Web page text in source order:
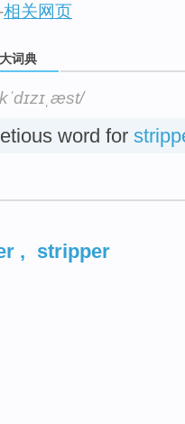
-相关网页
词典
word for
, stripper